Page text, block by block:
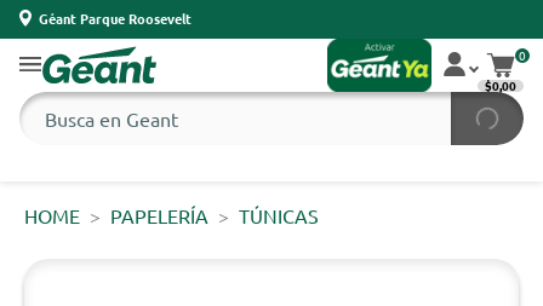
Géant Parque Roosevelt
0
$0,00
HOME PAPELERÍA TÚNICAS